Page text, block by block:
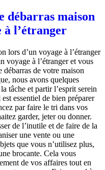
débarras maison
à l’étranger
lors d’un voyage à l’étranger
voyage à l’étranger et vous
de votre maison
nous avons quelques
tâche et partir l’esprit serein
essentiel de bien préparer
par faire le tri dans vos
garder, jeter ou donner.
de l’inutile et de faire de la
une vente ou une
que vous n’utilisez plus,
brocante. Cela vous
de vos affaires tout en